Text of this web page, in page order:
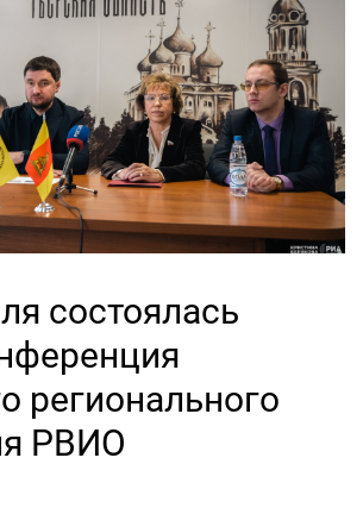
состоялась
регионального
РВИО